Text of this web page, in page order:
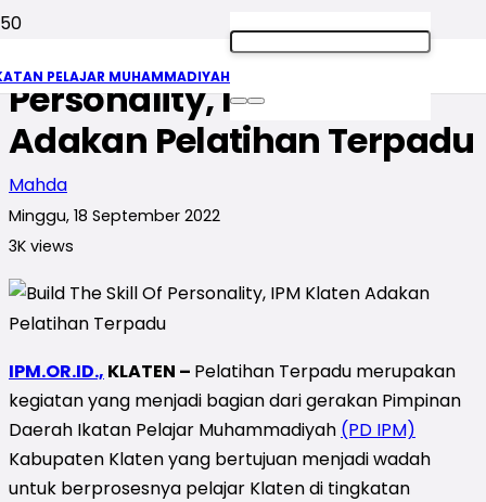
PELAJAR MUHAMMADIYAH
Build The Skill Of
Personality, IPM Klaten
Adakan Pelatihan Terpadu
Mahda
Minggu, 18 September 2022
3K views
IPM.OR.ID., KLATEN – Pelatihan Terpadu merupakan
kegiatan yang menjadi bagian dari gerakan Pimpinan
Daerah Ikatan Pelajar Muhammadiyah (PD IPM)
Kabupaten Klaten yang bertujuan menjadi wadah
untuk berprosesnya pelajar Klaten di tingkatan